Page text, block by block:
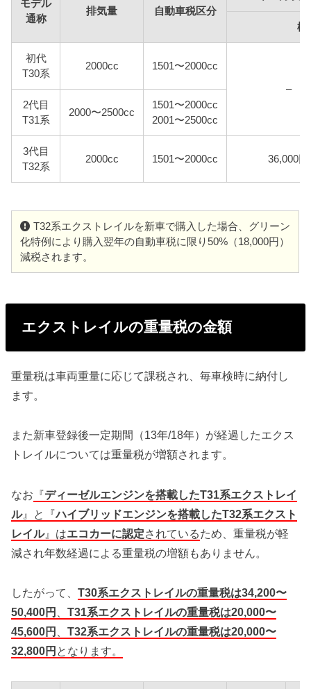
モデル
通称
排気量 自動車税区分
標
初代
T30系
2000cc 1501〜2000cc
–
2代目
T31系
2000〜2500cc
1501〜2000cc
2001〜2500cc
3代目
T32系
2000cc 1501〜2000cc 36,000円
T32系エクストレイルを新車で購入した場合、グリーン
化特例により購入翌年の自動車税に限り50%（18,000円）
減税されます。
エクストレイルの重量税の金額
重量税は車両重量に応じて課税され、毎車検時に納付し
ます。
また新車登録後一定期間（13年/18年）が経過したエクス
トレイルについては重量税が増額されます。
なお 『ディーゼルエンジンを搭載したT31系エクストレイ
ル』と『ハイブリッドエンジンを搭載したT32系エクスト
レイル』はエコカーに認定されているため、重量税が軽
減され年数経過による重量税の増額もありません。
したがって、T30系エクストレイルの重量税は34,200〜
50,400円
、T31系エクストレイルの重量税は20,000〜
45,600円
、T32系エクストレイルの重量税は20,000〜
32,800円 となります。